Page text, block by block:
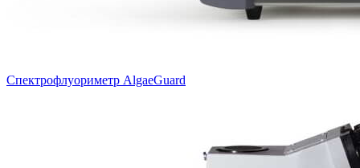
Спектрофлуориметр AlgaeGuard